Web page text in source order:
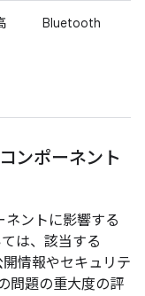
Bluetooth
ンポーネント
ネントに影響する
は、該当する
情報やセキュリテ
問題の重大度の評